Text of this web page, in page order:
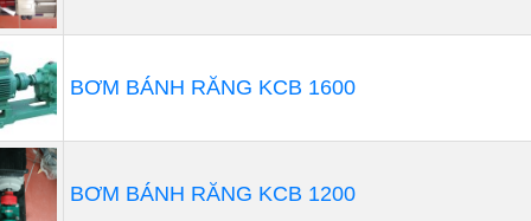
BƠM BÁNH RĂNG KCB 1600
BƠM BÁNH RĂNG KCB 1200